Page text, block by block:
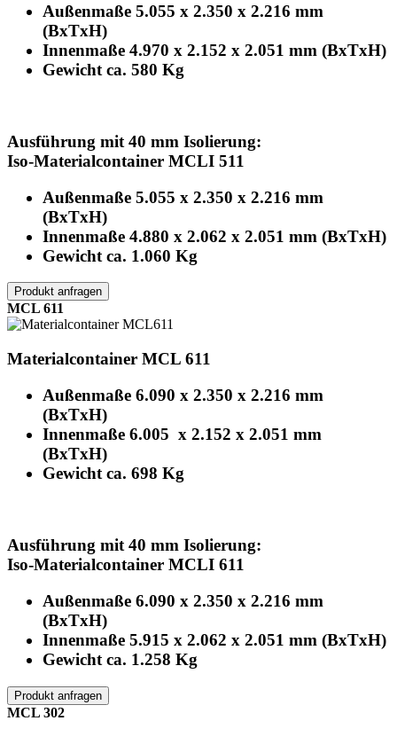
Außenmaße 5.055 x 2.350 x 2.216 mm
(BxTxH)
Innenmaße 4.970 x 2.152 x 2.051 mm (BxTxH)
Gewicht ca. 580 Kg
Ausführung mit 40 mm Isolierung:
Iso-Materialcontainer MCLI 511
Außenmaße 5.055 x 2.350 x 2.216 mm
(BxTxH)
Innenmaße 4.880 x 2.062 x 2.051 mm (BxTxH)
Gewicht ca. 1.060 Kg
Produkt anfragen
MCL 611
Materialcontainer MCL 611
Außenmaße 6.090 x 2.350 x 2.216 mm
(BxTxH)
Innenmaße 6.005 x 2.152 x 2.051 mm
(BxTxH)
Gewicht ca. 698 Kg
Ausführung mit 40 mm Isolierung:
Iso-Materialcontainer MCLI 611
Außenmaße 6.090 x 2.350 x 2.216 mm
(BxTxH)
Innenmaße 5.915 x 2.062 x 2.051 mm (BxTxH)
Gewicht ca. 1.258 Kg
Produkt anfragen
MCL 302